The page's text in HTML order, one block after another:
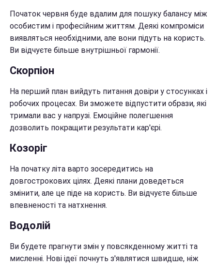
Початок червня буде вдалим для пошуку балансу між
особистим і професійним життям. Деякі компроміси
виявляться необхідними, але вони підуть на користь.
Ви відчуєте більше внутрішньої гармонії.
Скорпіон
На перший план вийдуть питання довіри у стосунках і
робочих процесах. Ви зможете відпустити образи, які
тримали вас у напрузі. Емоційне полегшення
дозволить покращити результати кар'єрі.
Козоріг
На початку літа варто зосередитись на
довгострокових цілях. Деякі плани доведеться
змінити, але це піде на користь. Ви відчуєте більше
впевненості та натхнення.
Водолій
Ви будете прагнути змін у повсякденному житті та
мисленні. Нові ідеї почнуть з'являтися швидше, ніж